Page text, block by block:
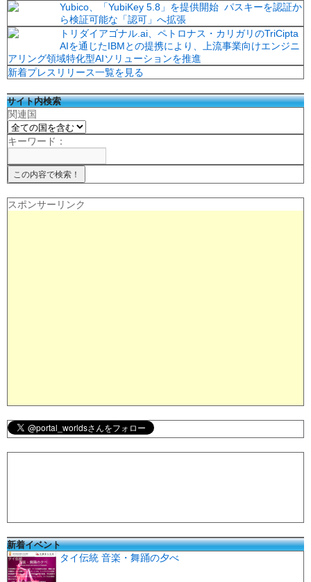
Yubico、「YubiKey 5.8」を提供開始 パスキーを認証か
ら検証可能な「認可」へ拡張
トリダイアゴナル.ai、ペトロナス・カリガリのTriCipta
AIを通じたIBMとの提携により、上流事業向けエンジニ
アリング領域特化型AIソリューションを推進
新着プレスリリース一覧を見る
サイト内検索
関連国
キーワード：
スポンサーリンク
新着イベント
タイ伝統 音楽・舞踊の夕べ